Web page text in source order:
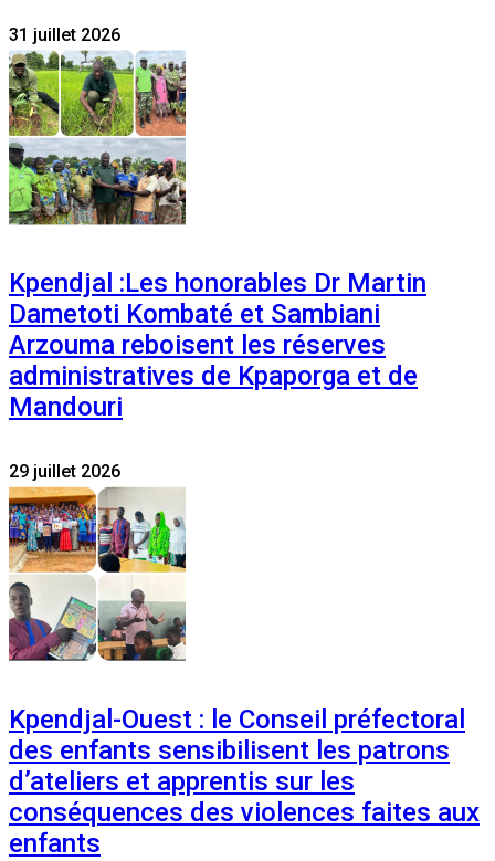
31 juillet 2026
Kpendjal :Les honorables Dr Martin
Dametoti Kombaté et Sambiani
Arzouma reboisent les réserves
administratives de Kpaporga et de
Mandouri
29 juillet 2026
Kpendjal-Ouest : le Conseil préfectoral
des enfants sensibilisent les patrons
d’ateliers et apprentis sur les
conséquences des violences faites aux
enfants